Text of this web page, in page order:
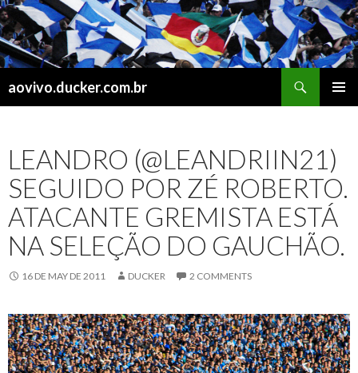
aovivo.ducker.com.br
LEANDRO (@LEANDRIIN21)
SEGUIDO POR ZÉ ROBERTO.
ATACANTE GREMISTA ESTÁ
NA SELEÇÃO DO GAUCHÃO.
16 DE MAY DE 2011 DUCKER 2 COMMENTS